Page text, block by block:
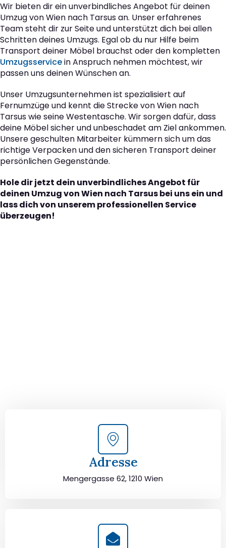
Wir bieten dir ein unverbindliches Angebot für deinen
Umzug von Wien nach Tarsus an. Unser erfahrenes
Team steht dir zur Seite und unterstützt dich bei allen
Schritten deines Umzugs. Egal ob du nur Hilfe beim
Transport deiner Möbel brauchst oder den kompletten
Umzugsservicein Anspruch nehmen möchtest, wir
passen uns deinen Wünschen an.
Unser Umzugsunternehmen ist spezialisiert auf
Fernumzüge und kennt die Strecke von Wien nach
Tarsus wie seine Westentasche. Wir sorgen dafür, dass
deine Möbel sicher und unbeschadet am Ziel ankommen.
Unsere geschulten Mitarbeiter kümmern sich um das
richtige Verpacken und den sicheren Transport deiner
persönlichen Gegenstände.
Hole dir jetzt dein unverbindliches Angebot für
deinen Umzug von Wien nach Tarsus bei uns ein und
lass dich von unserem professionellen Service
überzeugen!
Adresse
Mengergasse 62, 1210 Wien